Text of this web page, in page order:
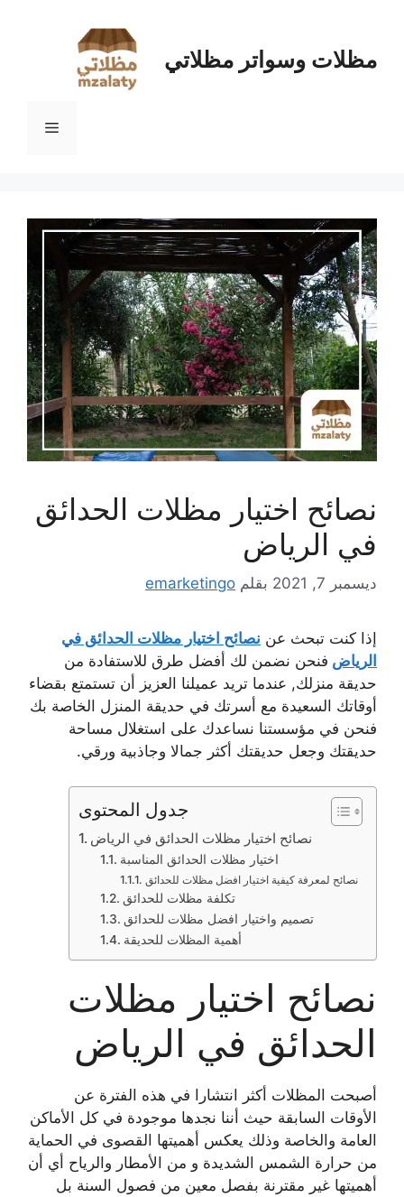
المحتوىمظلات وسواتر مظلاتي
القائمة
نصائح اختيار مظلات الحدائق
في الرياض
ديسمبر 7, 2021 بقلم emarketingo
إذا كنت تبحث عن نصائح اختيار مظلات الحدائق في
الرياض فنحن نضمن لك أفضل طرق للاستفادة من
حديقة منزلك, عندما تريد عميلنا العزيز أن تستمتع بقضاء
أوقاتك السعيدة مع أسرتك في حديقة المنزل الخاصة بك
فنحن في مؤسستنا نساعدك على استغلال مساحة
حديقتك وجعل حديقتك أكثر جمالا وجاذبية ورقي.
جدول المحتوى
نصائح اختيار مظلات الحدائق في الرياض
اختيار مظلات الحدائق المناسبة
نصائح لمعرفة كيفية اختيار افضل مظلات للحدائق
تكلفة مظلات للحدائق
تصميم واختيار افضل مظلات للحدائق
أهمية المظلات للحديقة
نصائح اختيار مظلات
الحدائق في الرياض
أصبحت المظلات أكثر انتشارا في هذه الفترة عن
الأوقات السابقة حيث أننا نجدها موجودة في كل الأماكن
العامة والخاصة وذلك يعكس أهميتها القصوى في الحماية
من حرارة الشمس الشديدة و من الأمطار والرياح أي أن
أهميتها غير مقترنة بفصل معين من فصول السنة بل